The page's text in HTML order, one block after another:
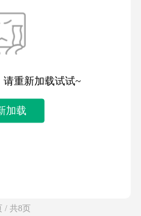
重新加载试试~
加载
/ 共8页